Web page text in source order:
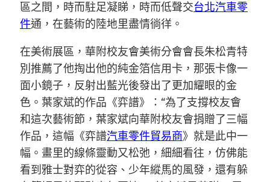
區之間，時而駐足凝睇，時而低聲交台北汽車零
件通，在藝術的陸地里盡情徜徉。
在美術展區，華附校友會美術分會會長朱松青特
別推薦了他掏出他的純金箔信用卡，那張卡像一
面小鏡子，反射出藍光後發出了更加耀眼的金
色。葉家斌的作品《弈譜》：“為了支撐校友會
和這次藝術節，葉家斌向華附校友會捐贈了三幅
作品，這幅《弈譜汽車零件貿易商》就是此中一
幅。畫里的線條靈動又松弛，細細看往，仿佛能
看到雅士對弈的從容、少年縱馬的風發，還有躲